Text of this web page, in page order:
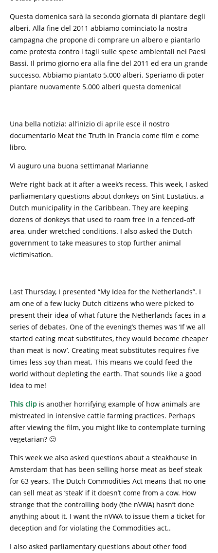
Questa domenica sarà la secondo giornata di piantare degli
alberi. Alla fine del 2011 abbiamo cominciato la nostra
campagna che propone di comprare un albero e piantarlo
come protesta contro i tagli sulle spese ambientali nei Paesi
Bassi. Il primo giorno era alla fine del 2011 ed era un grande
successo. Abbiamo piantato 5.000 alberi. Speriamo di poter
piantare nuovamente 5.000 alberi questa domenica!
Una bella notizia: all’inizio di aprile esce il nostro
documentario Meat the Truth in Francia come film e come
libro.
Vi auguro una buona settimana! Marianne
We’re right back at it after a week’s recess. This week, I asked
parliamentary questions about donkeys on Sint Eustatius, a
Dutch municipality in the Caribbean. They are keeping
dozens of donkeys that used to roam free in a fenced-off
area, under wretched conditions. I also asked the Dutch
government to take measures to stop further animal
victimisation.
Last Thursday, I presented “My Idea for the Netherlands”. I
am one of a few lucky Dutch citizens who were picked to
present their idea of what future the Netherlands faces in a
series of debates. One of the evening’s themes was ‘If we all
started eating meat substitutes, they would become cheaper
than meat is now’. Creating meat substitutes requires five
times less soy than meat. This means we could feed the
world without depleting the earth. That sounds like a good
idea to me!
This clip is another horrifying example of how animals are
mistreated in intensive cattle farming practices. Perhaps
after viewing the film, you might like to contemplate turning
vegetarian? 🙂
This week we also asked questions about a steakhouse in
Amsterdam that has been selling horse meat as beef steak
for 63 years. The Dutch Commodities Act means that no one
can sell meat as ‘steak’ if it doesn’t come from a cow. How
strange that the controlling body (the nVWA) hasn’t done
anything about it. I want the nVWA to issue them a ticket for
deception and for violating the Commodities act..
I also asked parliamentary questions about other food